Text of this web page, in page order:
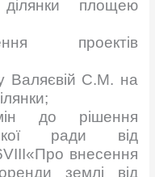
площею
проектів
Валяєвій С.М. на
до рішення
ради від
внесення
землі від